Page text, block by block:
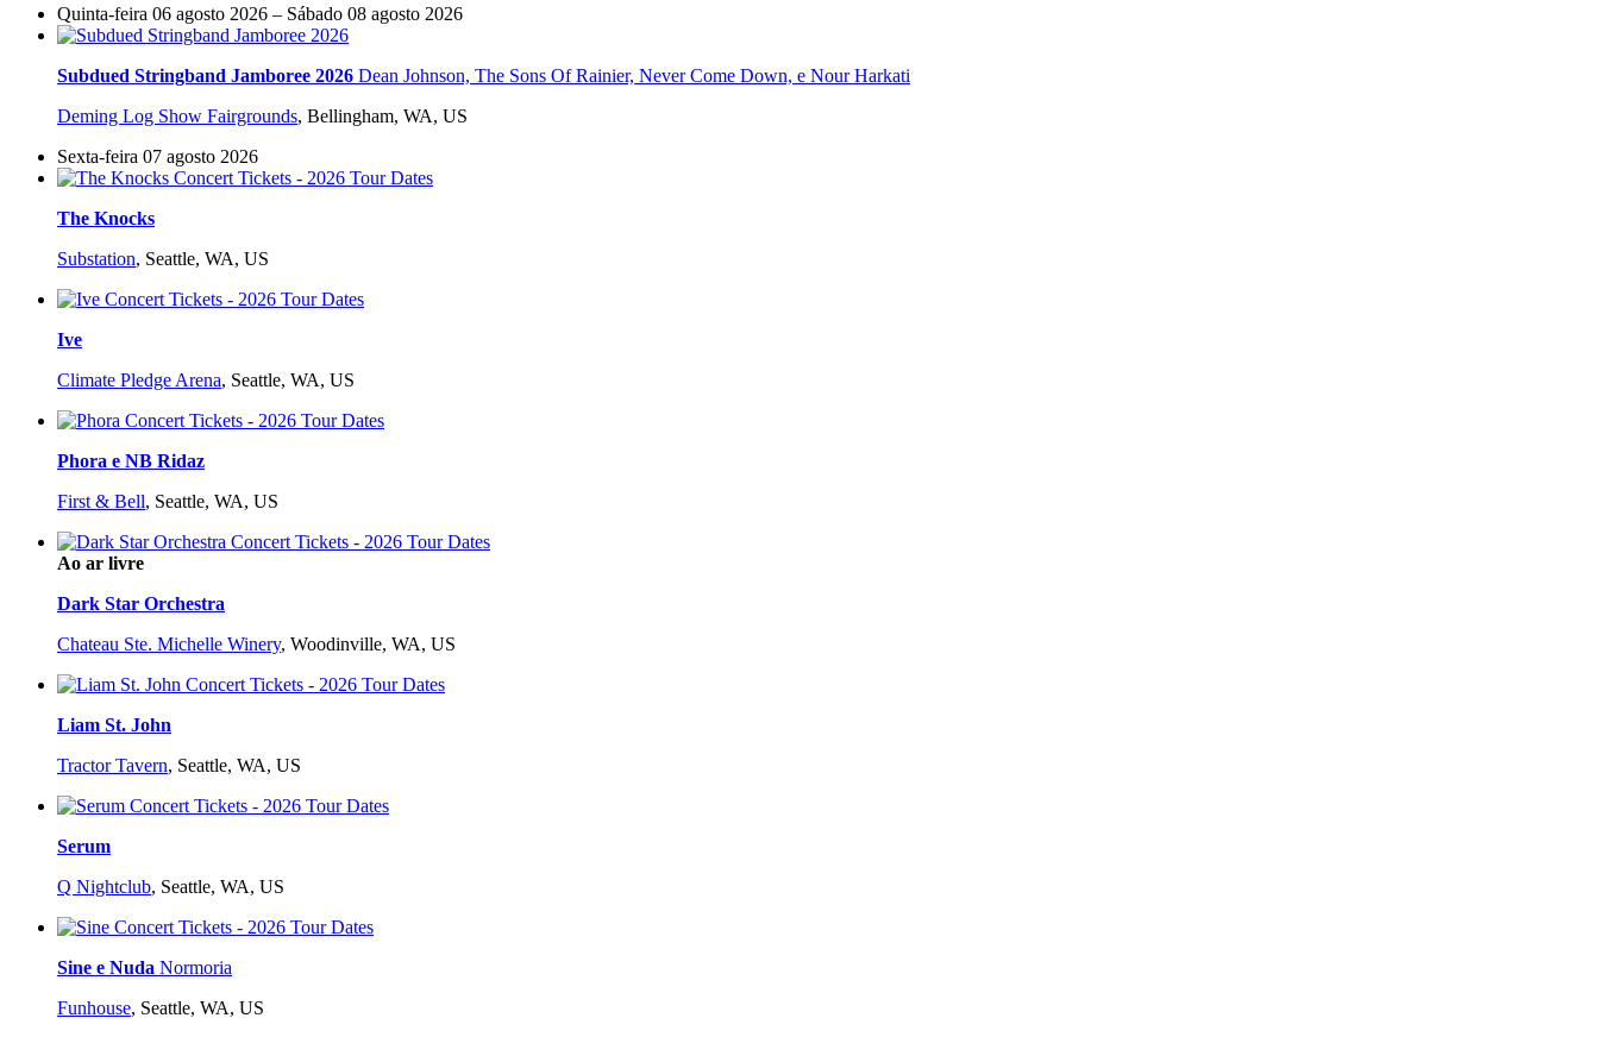
Quinta-feira 06 agosto 2026 – Sábado 08 agosto 2026
Subdued Stringband Jamboree 2026 Dean Johnson, The Sons Of Rainier, Never Come Down, e Nour Harkati
Deming Log Show Fairgrounds, Bellingham, WA, US
Sexta-feira 07 agosto 2026
The Knocks
Substation, Seattle, WA, US
Ive
Climate Pledge Arena, Seattle, WA, US
Phora e NB Ridaz
First & Bell, Seattle, WA, US
Ao ar livre
Dark Star Orchestra
Chateau Ste. Michelle Winery, Woodinville, WA, US
Liam St. John
Tractor Tavern, Seattle, WA, US
Serum
Q Nightclub, Seattle, WA, US
Sine e Nuda Normoria
Funhouse, Seattle, WA, US